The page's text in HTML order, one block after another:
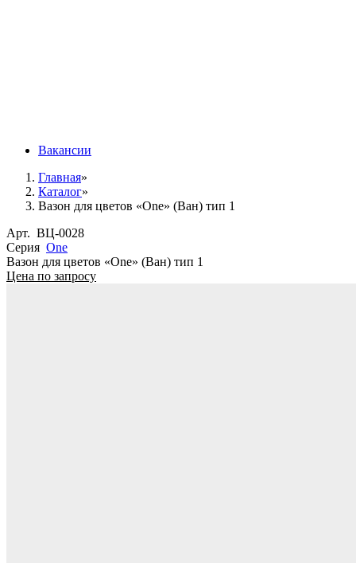
Вакансии
Главная»
Каталог»
Вазон для цветов «One» (Ван) тип 1
Арт. ВЦ-0028
Серия One
Вазон для цветов «One» (Ван) тип 1
Цена по запросу